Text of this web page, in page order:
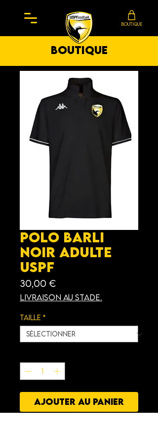
BOUTIQUE
boutique
Polo Barli
Noir Adulte
USPF
30,00 €Prix
Livraison au stade.
Taille *
AJOUTER AU PANIER